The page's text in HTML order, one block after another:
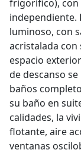
frigorífico), con
independiente.
luminoso, con
acristalada
espacio
de descanso
baños
su baño en
calidades, la
flotante, aire
ventanas